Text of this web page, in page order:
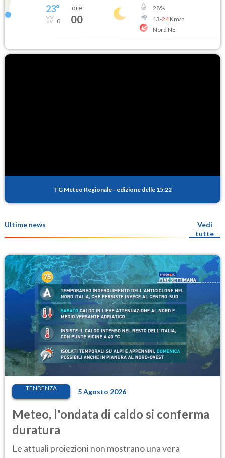
23°
0
ore
00
28%
13-24Km/h
Nord NE
TG Meteo Regionale - edizione delle 15:22
Ultime news
Vedi
tutte
TENDENZA 5 Agosto 2026
Meteo, l'ondata di caldo si conferma
duratura
Le attuali proiezioni non mostrano una vera